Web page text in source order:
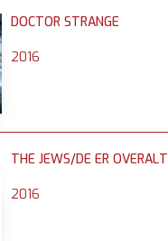
DOCTOR STRANGE
2016
THE JEWS/DE ER OVERALT
2016